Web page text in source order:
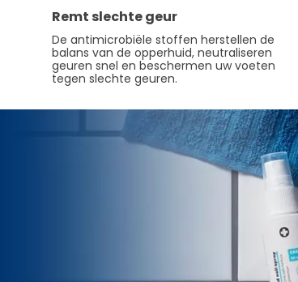
Remt slechte geur
De antimicrobiële stoffen herstellen de
balans van de opperhuid, neutraliseren
geuren snel en beschermen uw voeten
tegen slechte geuren.